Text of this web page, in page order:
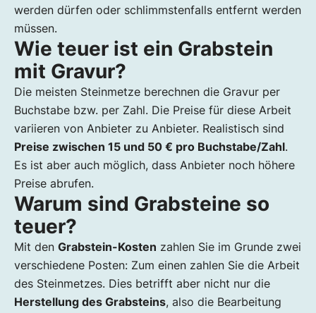
werden dürfen oder schlimmstenfalls entfernt werden
müssen.
Wie teuer ist ein Grabstein
mit Gravur?
Die meisten Steinmetze berechnen die Gravur per
Buchstabe bzw. per Zahl. Die Preise für diese Arbeit
variieren von Anbieter zu Anbieter. Realistisch sind
Preise zwischen 15 und 50 € pro Buchstabe/Zahl.
Es ist aber auch möglich, dass Anbieter noch höhere
Preise abrufen.
Warum sind Grabsteine so
teuer?
Mit den Grabstein-Kosten zahlen Sie im Grunde zwei
verschiedene Posten: Zum einen zahlen Sie die Arbeit
des Steinmetzes. Dies betrifft aber nicht nur die
Herstellung des Grabsteins, also die Bearbeitung